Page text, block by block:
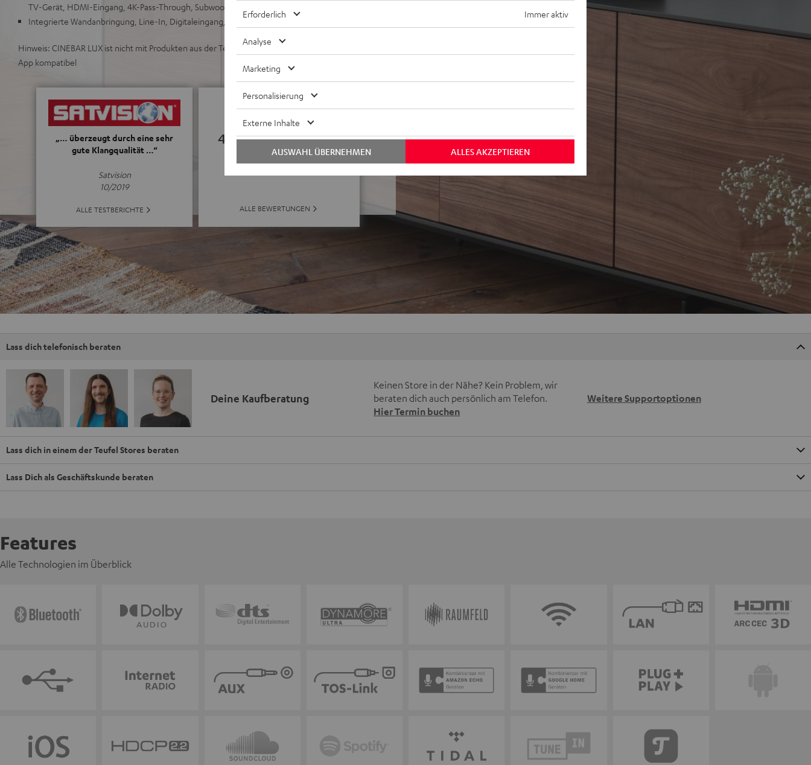
TV-Gerät, HDMI-Eingang, 4K-Pass-Through, Subwoofer anschließbar
Integrierte Wandanbringung, Line-In, Digitaleingang, Klanganpassungen, Nachtmodus
Hinweis: CINEBAR LUX ist nicht mit Produkten aus der Teufel Home Serie oder der Teufel Home
App kompatibel
„… überzeugt durch eine sehr
gute Klangqualität …“
Satvision
10/2019
ALLE TESTBERICHTE
4.55
(4.55 von 5 bei 31 Bewertungen)
ALLE BEWERTUNGEN
Lass dich telefonisch beraten
Deine Kaufberatung
Keinen Store in der Nähe? Kein Problem, wir
beraten dich auch persönlich am Telefon.
Hier Termin buchen
Weitere Supportoptionen
Lass dich in einem der Teufel Stores beraten
Lass Dich als Geschäftskunde beraten
Features
Alle Technologien im Überblick
Erforderlich Immer aktiv
Analyse
Marketing
Personalisierung
Externe Inhalte
ALLES AKZEPTIEREN
AUSWAHL ÜBERNEHMEN